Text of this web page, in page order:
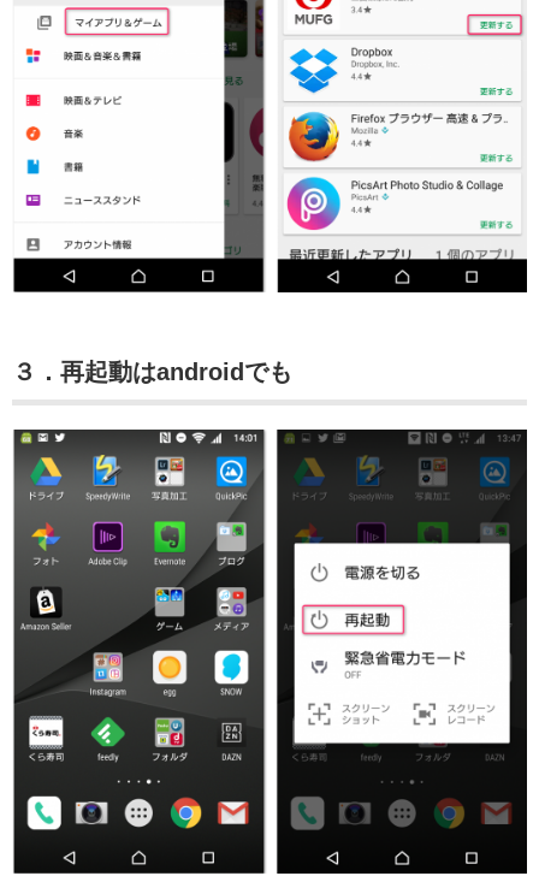
３．再起動はandroidでも